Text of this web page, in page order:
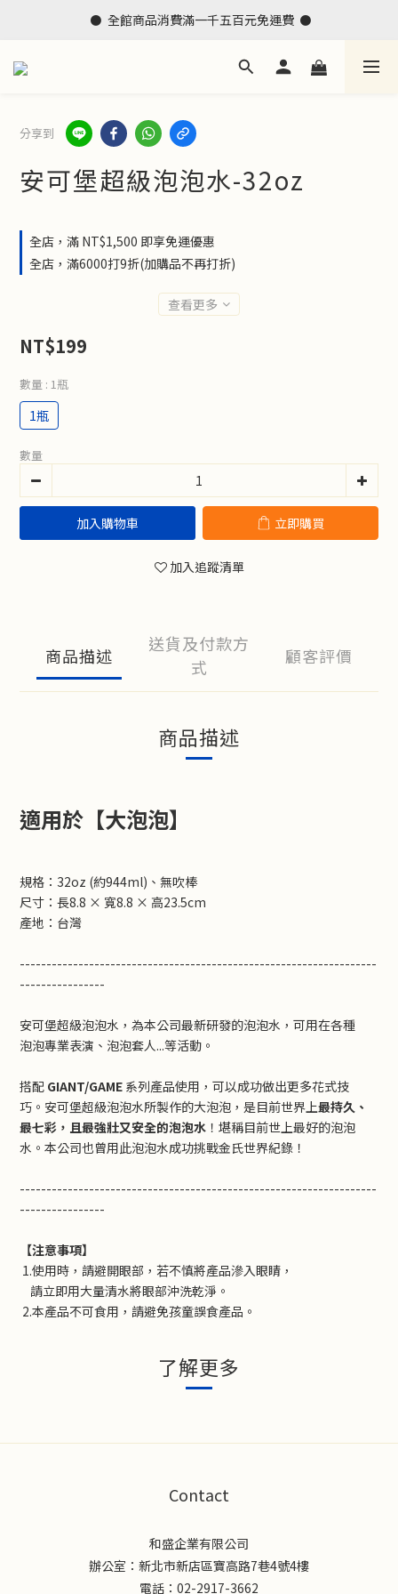
⚫  全館商品消費滿一千五百元免運費  ⚫
分享到
安可堡超級泡泡水-32oz
全店，滿 NT$1,500 即享免運優惠
全店，滿6000打9折(加購品不再打折)
查看更多
NT$199
數量 : 1瓶
1瓶
數量
加入購物車 立即購買
加入追蹤清單
商品描述
送貨及付款方
式
顧客評價
商品描述
適用於【大泡泡】
規格：32oz (約944ml)、無吹棒
尺寸：長8.8 × 寬8.8 × 高23.5cm
產地：台灣
-------------------------------------------------------------------
----------------
安可堡超級泡泡水，為本公司最新研發的泡泡水，可用在各種
泡泡專業表演、泡泡套人...等活動。
搭配 GIANT/GAME 系列產品使用，可以成功做出更多花式技
巧。安可堡超級泡泡水所製作的大泡泡，是目前世界上最持久、
最七彩，且最強壯又安全的泡泡水 ！堪稱目前世上最好的泡泡
水。本公司也曾用此泡泡水成功挑戰金氏世界紀錄！
-------------------------------------------------------------------
----------------
【注意事項】
1.使用時，請避開眼部，若不慎將產品滲入眼睛，
請立即用大量清水將眼部沖洗乾淨。
2.本產品不可食用，請避免孩童誤食產品。
了解更多
Contact
和盛企業有限公司
辦公室：新北市新店區寶高路7巷4號4樓
電話：02-2917-3662